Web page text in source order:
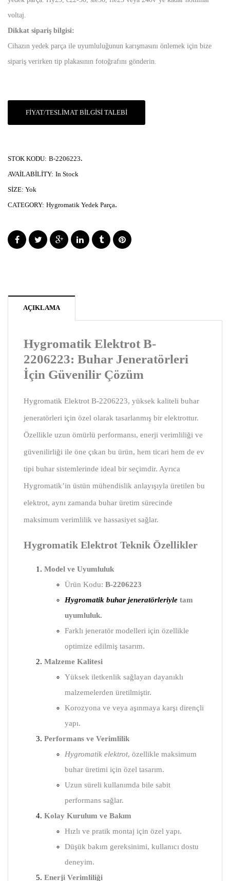
voltaj.
Dikkat sipariş bilgisi:
Cihazın yedek parça ile uyumluluğunun karışmasını önlemek için bize
sipariş verirken tip plakasının fotoğrafını gönderin.
FIYAT/TESLIMAT BILGISI TALEBI
STOK KODU: B-2206223.
AVAILABILITY: In Stock
SIZE: Yok
CATEGORY: Hygromatik Yedek Parça.
AÇIKLAMA
Hygromatik Elektrot B-
2206223: Buhar Jeneratörleri
İçin Güvenilir Çözüm
Hygromatik Elektrot B-2206223, yüksek kaliteli buhar
jeneratörleri için özel olarak tasarlanmış bir elektrottur.
Özellikle uzun ömürlü performansı, enerji verimliliği ve
güvenilirliği ile öne çıkan bu ürün, hem ticari hem de ev
tipi buhar sistemlerinde ideal bir seçimdir. Ayrıca
Hygromatik’in üstün mühendislik anlayışıyla üretilen bu
elektrot, aynı zamanda buhar üretim sürecinde
maksimum verimlilik ve hassasiyet sağlar.
Hygromatik Elektrot Teknik Özellikler
Model ve Uyumluluk
Ürün Kodu: B-2206223
Hygromatik buhar jeneratörleriyle tam
uyumluluk.
Farklı jeneratör modelleri için özellikle
optimize edilmiş tasarım.
Malzeme Kalitesi
Yüksek iletkenlik sağlayan dayanıklı
malzemelerden üretilmiştir.
Korozyona ve veya aşınmaya karşı dirençli
yapı.
Performans ve Verimlilik
Hygromatik elektrot, özellikle maksimum
buhar üretimi için özel tasarım.
Uzun süreli kullanımda bile sabit
performans sağlar.
Kolay Kurulum ve Bakım
Hızlı ve pratik montaj için özel yapı.
Düşük bakım gereksinimi, kullanıcı dostu
deneyim.
Enerji Verimliliği